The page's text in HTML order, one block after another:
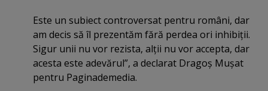
Este un subiect controversat pentru români, dar
am decis să îl prezentăm fără perdea ori inhibiţii.
Sigur unii nu vor rezista, alţii nu vor accepta, dar
acesta este adevărul”, a declarat Dragoş Muşat
pentru Paginademedia.